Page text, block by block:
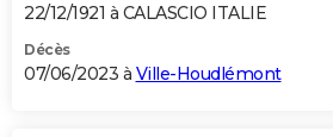
22/12/1921 à CALASCIO ITALIE
Décès
07/06/2023 à Ville-Houdlémont